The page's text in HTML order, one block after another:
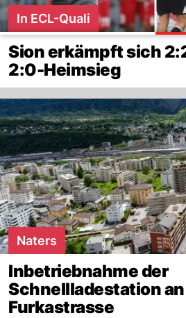
In ECL-Quali
Sion erkämpft sich
2:0-Heimsieg
Naters
Inbetriebnahme der
Schnellladestation
Furkastrasse